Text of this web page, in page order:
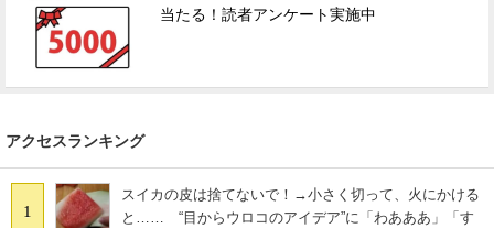
当たる！読者アンケート実施中
アクセスランキング
1
スイカの皮は捨てないで！→小さく切って、火にかける
と…… “目からウロコのアイデア”に「わあああ」「す